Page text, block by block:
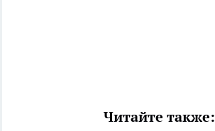
Читайте также: